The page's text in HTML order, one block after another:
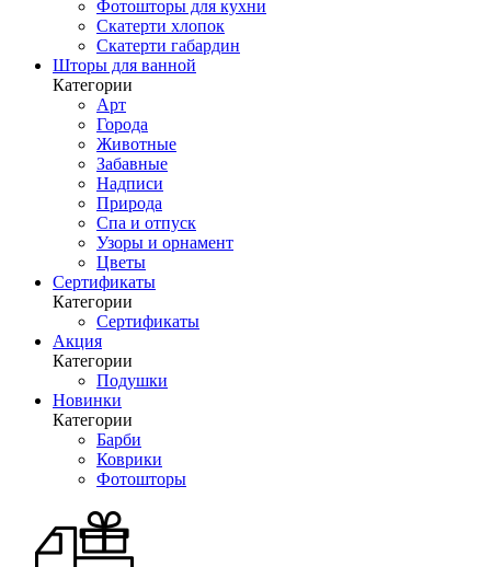
Фотошторы для кухни
Скатерти хлопок
Скатерти габардин
Шторы для ванной
Категории
Арт
Города
Животные
Забавные
Надписи
Природа
Спа и отпуск
Узоры и орнамент
Цветы
Сертификаты
Категории
Сертификаты
Акция
Категории
Подушки
Новинки
Категории
Барби
Коврики
Фотошторы